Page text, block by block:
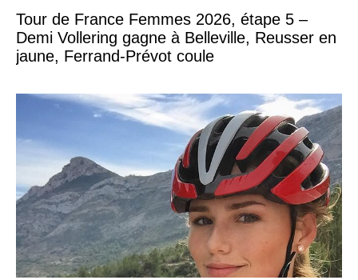
Tour de France Femmes 2026, étape 5 –
Demi Vollering gagne à Belleville, Reusser en
jaune, Ferrand-Prévot coule